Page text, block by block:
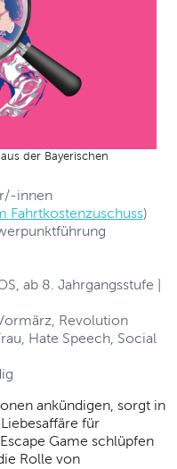
der Bayerischen
innen
Fahrtkostenzuschuss)
ab 8. Jahrgangsstufe |
Revolution
Hate Speech, Social
ankündigen, sorgt in
für
Game schlüpfen
Rolle von